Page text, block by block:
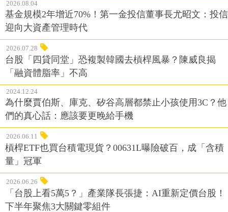
2026.08.04
基金規模2年增近70%！第一金投信董事長尤昭文：投信
迎向大資產管理時代
2026.07.28
台股「四貸同堂」恐複製韓國去槓桿風暴？陳威良揭
「融資體脂率」不高
2024.12.24
為什麼賈伯斯、庫克、矽谷高層都禁止小孩使用3C？他
們的真心話：應該要更晚給手機
2026.06.11
槓桿ETF也買台積電現貨？00631L曝險破百，成「含積
量」冠軍
2026.06.26
「台股上看5萬5？」產業隊長張捷：AI重新定價台股！
下半年聚焦3大關鍵零組件